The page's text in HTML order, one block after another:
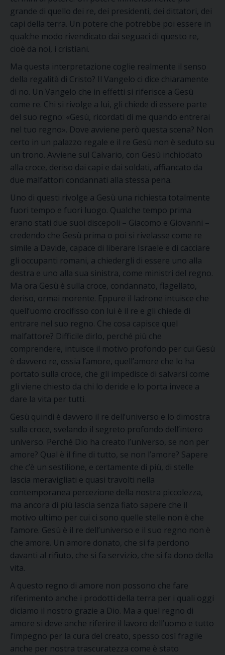
grande di quello dei re, dei presidenti, dei dittatori, dei
capi della terra. Un potere che potrebbe poi essere in
qualche modo rivendicato dai seguaci di questo re,
cioè da noi, i cristiani.
Ma questa interpretazione coglie realmente il senso
della regalità di Cristo? Il Vangelo ci dice chiaramente
di no. Un Vangelo che in effetti si riferisce a Gesù
come re. Chi si rivolge a lui, gli chiede di essere parte
del suo regno: «Gesù, ricordati di me quando entrerai
nel tuo regno». Dove avviene però questa scena? Non
certo in un palazzo regale e il re Gesù non è seduto su
un trono. Avviene sul Calvario, con Gesù inchiodato
alla croce, deriso dai capi e dai soldati, affiancato da
due malfattori condannati alla stessa pena.
Uno di questi rivolge a Gesù una richiesta totalmente
fuori tempo e fuori luogo. Qualche tempo prima
erano stati due suoi discepoli – Giacomo e Giovanni –
credendo che Gesù prima o poi si rivelasse come re
simile a Davide, capace di liberare Israele e di cacciare
gli occupanti romani, a chiedergli di essere uno alla
destra e uno alla sua sinistra, come ministri del regno.
Ma ora Gesù è sulla croce, condannato, flagellato,
deriso, ormai morente. Eppure il ladrone intuisce che
quell’uomo crocifisso con lui è il re e gli chiede di
entrare nel suo regno. Che cosa capisce quel
malfattore? Difficile dirlo, perché più che
comprendere, intuisce il motivo profondo per cui Gesù
è davvero re, ossia l’amore, quell’amore che lo ha
portato sulla croce, che gli impedisce di salvarsi come
gli viene chiesto da chi lo deride e lo porta invece a
dare la vita per tutti.
Gesù quindi è davvero il re dell’universo e lo dimostra
sulla croce, svelando il segreto profondo dell’intero
universo. Perché Dio ha creato l’universo, se non per
amore? Qual è il fine di tutto, se non l’amore? Sapere
che c’è un sestilione, e certamente di più, di stelle
lascia meravigliati e quasi travolti nella
contemporanea percezione della nostra piccolezza,
ma ancora di più lascia senza fiato sapere che il
motivo ultimo per cui ci sono quelle stelle non è che
l’amore. Gesù è il re dell’universo e il suo regno non è
che amore. Un amore donato, che si fa perdono
davanti al rifiuto, che si fa servizio, che si fa dono della
vita.
A questo regno di amore non possono che fare
riferimento anche i prodotti della terra per i quali oggi
diciamo il nostro grazie a Dio. Ma a quel regno di
amore si deve anche riferire il lavoro dell’uomo e tutto
l’impegno per la cura del creato, spesso così fragile
anche per nostra trascuratezza come è stato